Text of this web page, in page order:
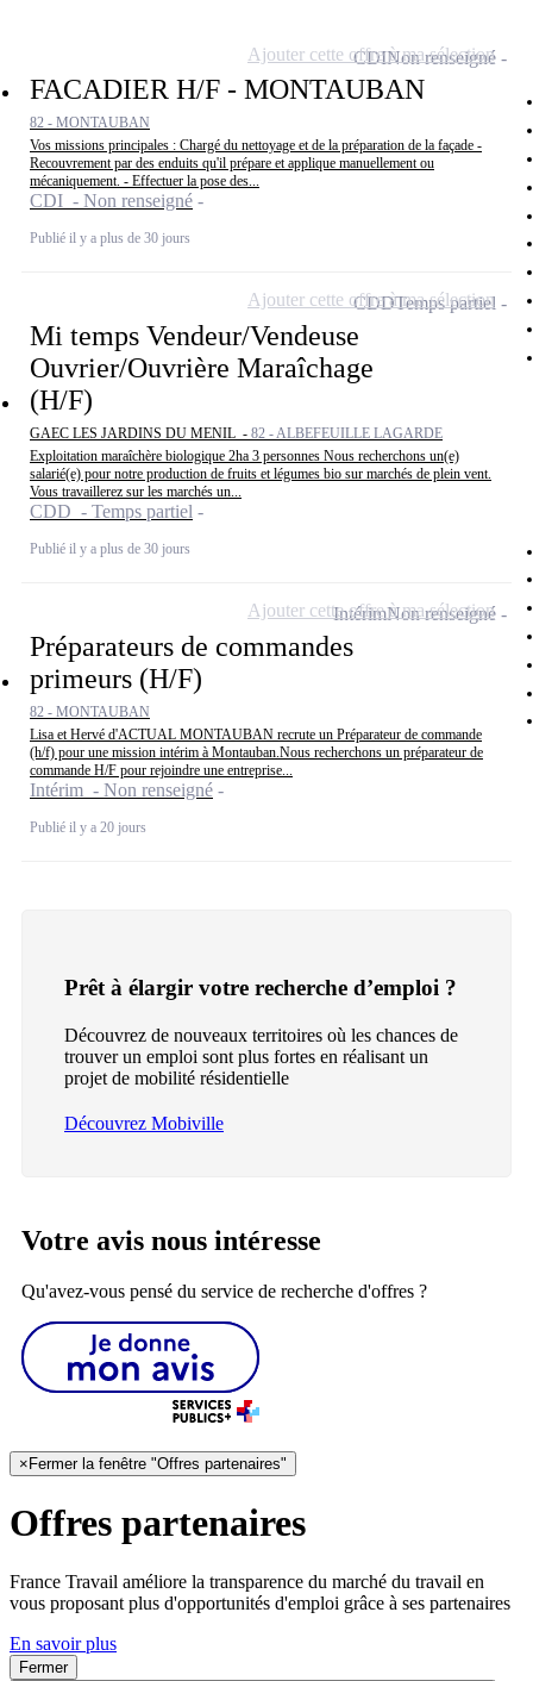
FACADIER H/F - MONTAUBAN
82 - MONTAUBAN
Vos missions principales : Chargé du nettoyage et de la préparation de la façade -
Recouvrement par des enduits qu'il prépare et applique manuellement ou
mécaniquement. - Effectuer la pose des...
CDI - Non renseigné
Publié il y a plus de 30 jours
CDINon renseigné
Ajouter cette offre à ma sélection
Mi temps Vendeur/Vendeuse
Ouvrier/Ouvrière Maraîchage
(H/F)
GAEC LES JARDINS DU MENIL - 82 - ALBEFEUILLE LAGARDE
Exploitation maraîchère biologique 2ha 3 personnes Nous recherchons un(e)
salarié(e) pour notre production de fruits et légumes bio sur marchés de plein vent.
Vous travaillerez sur les marchés un...
CDD - Temps partiel
Publié il y a plus de 30 jours
CDDTemps partiel
Ajouter cette offre à ma sélection
Préparateurs de commandes
primeurs (H/F)
82 - MONTAUBAN
Lisa et Hervé d'ACTUAL MONTAUBAN recrute un Préparateur de commande
(h/f) pour une mission intérim à Montauban.Nous recherchons un préparateur de
commande H/F pour rejoindre une entreprise...
Intérim - Non renseigné
Publié il y a 20 jours
IntérimNon renseigné
Ajouter cette offre à ma sélection
Prêt à élargir votre recherche d’emploi ?
Découvrez de nouveaux territoires où les chances de
trouver un emploi sont plus fortes en réalisant un
projet de mobilité résidentielle
Découvrez Mobiville
Votre avis nous intéresse
Qu'avez-vous pensé du service de recherche d'offres ?
× Fermer la fenêtre "Offres partenaires"
Offres partenaires
France Travail améliore la transparence du marché du travail en
vous proposant plus d'opportunités d'emploi grâce à ses partenaires
En savoir plus
Fermer